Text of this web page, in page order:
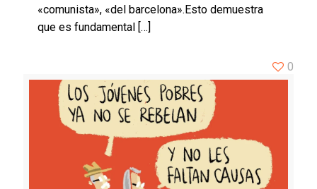
«comunista», «del barcelona».Esto demuestra
que es fundamental
[…]
0